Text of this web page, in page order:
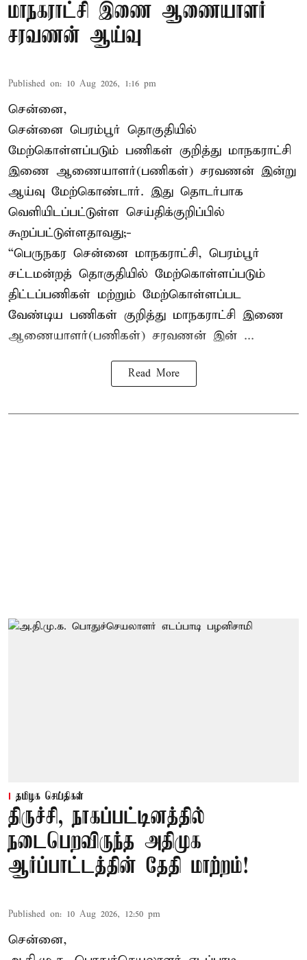
மாநகராட்சி இணை ஆணையாளர்
சரவணன் ஆய்வு
Published on: 10 Aug 2026, 1:16 pm
சென்னை,
சென்னை பெரம்பூர் தொகுதியில்
மேற்கொள்ளப்படும் பணிகள் குறித்து மாநகராட்சி
இணை ஆணையாளர்(பணிகள்) சரவணன் இன்று
ஆய்வு மேற்கொண்டார். இது தொடர்பாக
வெளியிடப்பட்டுள்ள செய்திக்குறிப்பில்
கூறப்பட்டுள்ளதாவது;-
“பெருநகர சென்னை மாநகராட்சி, பெரம்பூர்
சட்டமன்றத் தொகுதியில் மேற்கொள்ளப்படும்
திட்டப்பணிகள் மற்றும் மேற்கொள்ளப்பட
வேண்டிய பணிகள் குறித்து மாநகராட்சி இணை
ஆணையாளர்(பணிகள்) சரவணன் இன் ...
Read More
தமிழக செய்திகள்
திருச்சி, நாகப்பட்டினத்தில்
நடைபெறவிருந்த அதிமுக
ஆர்ப்பாட்டத்தின் தேதி மாற்றம்!
Published on: 10 Aug 2026, 12:50 pm
சென்னை,